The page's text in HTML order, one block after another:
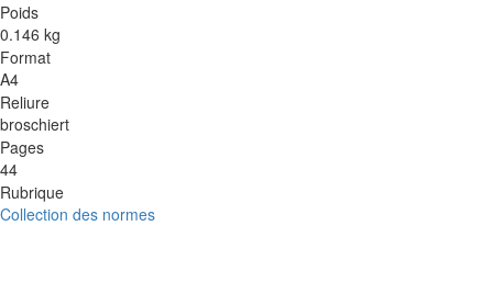
Poids
0.146 kg
Format
A4
Reliure
broschiert
Pages
44
Rubrique
Collection des normes